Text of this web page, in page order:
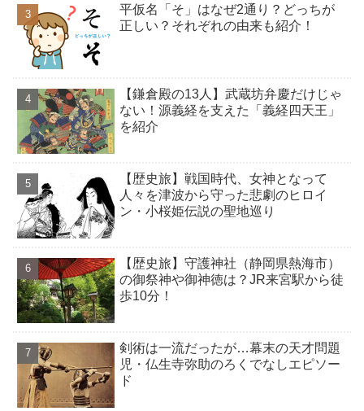
平仮名「そ」はなぜ2通り？どっちが
正しい？それぞれの由来も紹介！
【鎌倉殿の13人】武蔵坊弁慶だけじゃ
ない！源義経を支えた「義経四天王」
を紹介
【歴史旅】戦国時代、女神となって
人々を津波から守った悲劇のヒロイ
ン・小桜姫伝説の聖地巡り
【歴史旅】守護神社（静岡県熱海市）
の御祭神や御神徳は？JR来宮駅から徒
歩10分！
剣術は一流だったが…幕末の天才問題
児・仏生寺弥助のろくでなしエピソー
ド